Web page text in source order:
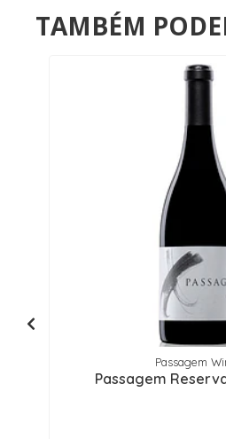
TAMBÉM
Passagem
Passagem